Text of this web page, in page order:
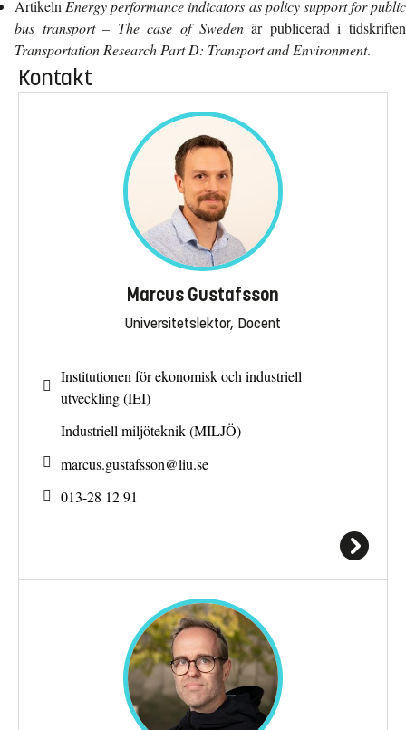
Artikeln Energy performance indicators as policy support for public
bus transport – The case of Swedenär publicerad i tidskriften
Transportation Research Part D: Transport and Environment.
Kontakt
Marcus Gustafsson
Universitetslektor, Docent
Institutionen för ekonomisk och industriell
utveckling (IEI)
Industriell miljöteknik (MILJÖ)
marcus.gustafsson@liu.se
013-28 12 91